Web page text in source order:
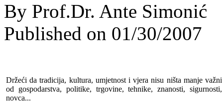
By Prof.Dr. Ante Simonić
Published on 01/30/2007
Držeći da tradicija, kultura, umjetnost i vjera nisu ništa manje važni
od gospodarstva, politike, trgovine, tehnike, znanosti, sigurnosti,
novca...